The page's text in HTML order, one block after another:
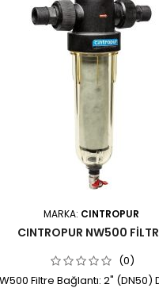
MARKA: CINTROPUR
CINTROPUR NW500
(0)
Filtre Bağlantı: 2" (DN50)